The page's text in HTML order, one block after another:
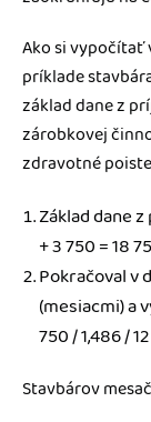
Ako si vypočítať
príklade
základ dane z
zárobkovej
zdravotné
Základ dane
+ 3 750 = 18
Pokračoval v
(mesiacmi) a
750 / 1,486 /
Stavbárov